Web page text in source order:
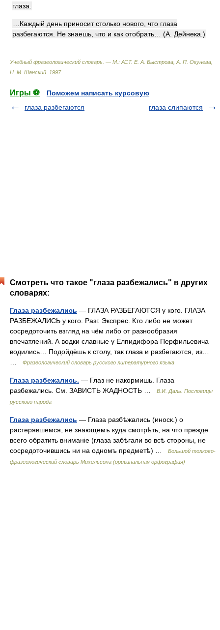
глаза.
…Каждый день приносит столько нового, что глаза
разбегаются. Не знаешь, что и как отобрать… (А. Дейнека.)
Учебный фразеологический словарь. — М.: АСТ. Е. А. Быстрова, А. П. Окунева,
Н. М. Шанский 1997.
Игры ⚽
Поможем написать курсовую
глаза разбегаются
глаза слипаются
Смотреть что такое "глаза разбежались" в других
словарях:
Глаза разбежались — ГЛАЗА РАЗБЕГАЮТСЯ у кого. ГЛАЗА
РАЗБЕЖАЛИСЬ у кого. Разг. Экспрес. Кто либо не может
сосредоточить взгляд на чём либо от разнообразия
впечатлений. А водки славные у Елпидифора Перфильевича
водились… Подойдёшь к столу, так глаза и разбегаются, из…
Фразеологический словарь русского литературного языка
Глаза разбежались. — Глаз не накормишь. Глаза
разбежались. См. ЗАВИСТЬ ЖАДНОСТЬ …
В.И. Даль. Пословицы
русского народа
Глаза разбежались — Глаза разбѣжались (иноск.) о
растерявшемся, не знающемъ куда смотрѣть, на что прежде
всего обратить вниманіе (глаза забѣгали во всѣ стороны, не
сосредоточившись ни на одномъ предметѣ) …
Большой толково-
фразеологический словарь Михельсона (оригинальная орфография)